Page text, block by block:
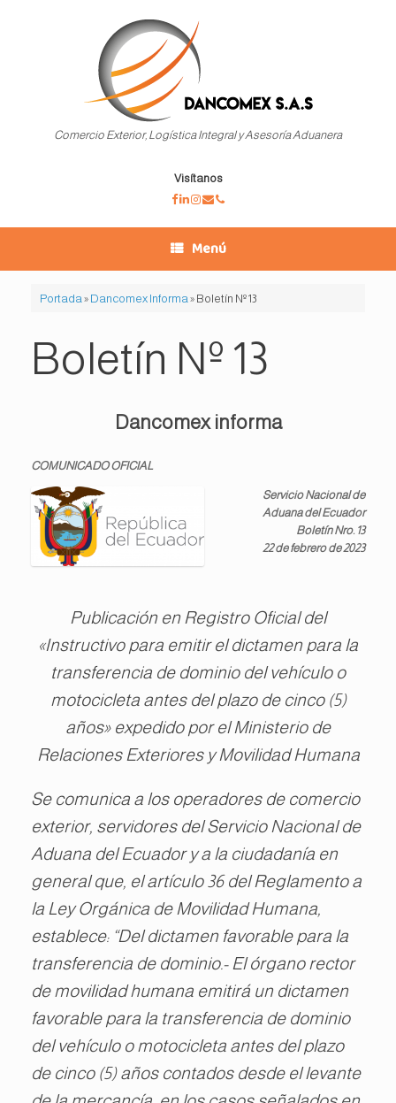
Comercio Exterior, Logística Integral y Asesoría Aduanera
Visítanos
Menú
Portada » Dancomex Informa » Boletín Nº 13
Boletín Nº 13
Dancomex informa
COMUNICADO OFICIAL
Servicio Nacional de
Aduana del Ecuador
Boletín Nro. 13
22 de febrero de 2023
Publicación en Registro Oficial del
«Instructivo para emitir el dictamen para la
transferencia de dominio del vehículo o
motocicleta antes del plazo de cinco (5)
años» expedido por el Ministerio de
Relaciones Exteriores y Movilidad Humana
Se comunica a los operadores de comercio
exterior, servidores del Servicio Nacional de
Aduana del Ecuador y a la ciudadanía en
general que, el artículo 36 del Reglamento a
la Ley Orgánica de Movilidad Humana,
establece: “Del dictamen favorable para la
transferencia de dominio.- El órgano rector
de movilidad humana emitirá un dictamen
favorable para la transferencia de dominio
del vehículo o motocicleta antes del plazo
de cinco (5) años contados desde el levante